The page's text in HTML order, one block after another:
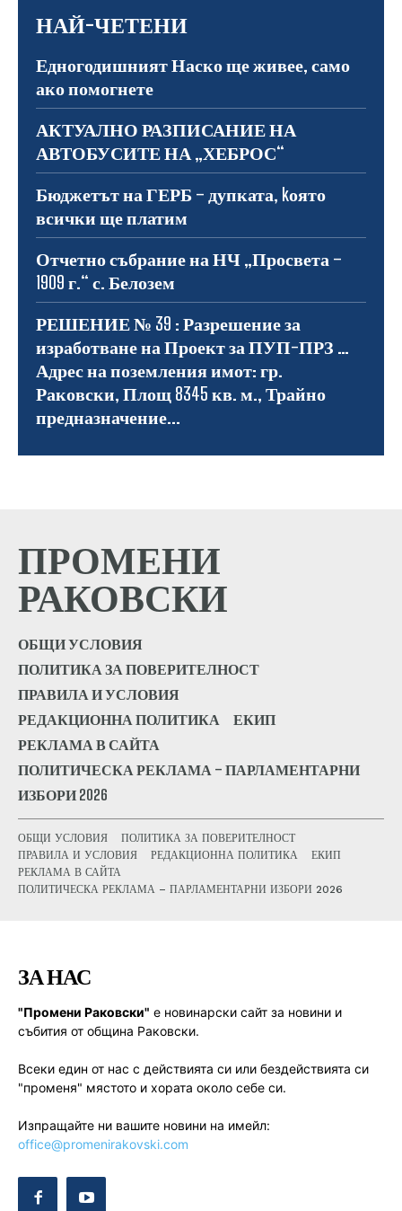
НАЙ-ЧЕТЕНИ
Едногодишният Наско ще живее, само
ако помогнете
АКТУАЛНО РАЗПИСАНИЕ НА
АВТОБУСИТЕ НА „ХЕБРОС“
Бюджетът на ГЕРБ – дупката, kоято
всички ще платим
Отчетно събрание на НЧ „Просвета –
1909 г.“ с. Белозем
РЕШЕНИЕ № 39 : Разрешение за
изработване на Проект за ПУП-ПРЗ …
Адрес на поземления имот: гр.
Раковски, Площ 8345 кв. м., Трайно
предназначение...
ПРОМЕНИ
РАКОВСКИ
ОБЩИ УСЛОВИЯ
ПОЛИТИКА ЗА ПОВЕРИТЕЛНОСТ
ПРАВИЛА И УСЛОВИЯ
РЕДАКЦИОННА ПОЛИТИКА
ЕКИП
РЕКЛАМА В САЙТА
ПОЛИТИЧЕСКА РЕКЛАМА – ПАРЛАМЕНТАРНИ
ИЗБОРИ 2026
ОБЩИ УСЛОВИЯ
ПОЛИТИКА ЗА ПОВЕРИТЕЛНОСТ
ПРАВИЛА И УСЛОВИЯ
РЕДАКЦИОННА ПОЛИТИКА
ЕКИП
РЕКЛАМА В САЙТА
ПОЛИТИЧЕСКА РЕКЛАМА – ПАРЛАМЕНТАРНИ ИЗБОРИ 2026
ЗА НАС
"Промени Раковски" е новинарски сайт за новини и
събития от община Раковски.
Всеки един от нас с действията си или бездействията си
"променя" мястото и хората около себе си.
Изпращайте ни вашите новини на имейл:
office@promenirakovski.com